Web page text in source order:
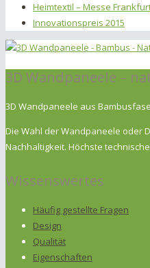
Heimtextil – Messe
Innovationspreis 2015
3D Wandpaneele –
3D Wandpaneele aus
Die Wahl der Wandpaneele oder
Nachhaltigkeit. Höchste
Wissenswertes
Häufig gestellte Fragen
Design
Qualität
Eigenschaften